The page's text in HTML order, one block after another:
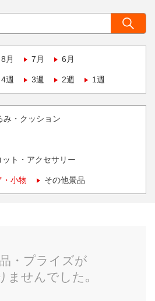
8月 7月 6月
4週 3週 2週 1週
み・クッション
ト・アクセサリー
小物 その他景品